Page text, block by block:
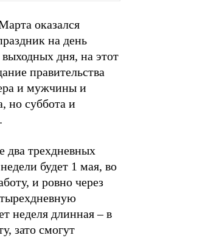
оказался
на день
дня, на этот
правительства
и мужчины и
но суббота и
два трехдневных
будет 1 мая, во
и ровно через
неделя длинная – в
зато смогут